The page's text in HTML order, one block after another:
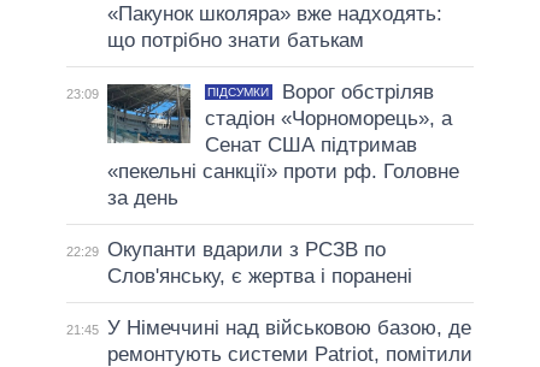
«Пакунок школяра» вже надходять:
що потрібно знати батькам
23:09 ПІДСУМКИ
Ворог обстріляв
стадіон «Чорноморець», а
Сенат США підтримав
«пекельні санкції» проти рф. Головне
за день
22:29 Окупанти вдарили з РСЗВ по
Слов'янську, є жертва і поранені
21:45 У Німеччині над військовою базою, де
ремонтують системи Patriot, помітили